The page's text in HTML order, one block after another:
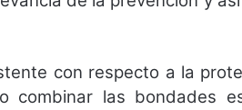
con respecto a la
combinar las bondades